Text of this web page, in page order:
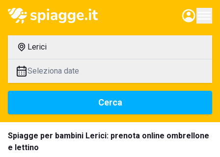
Lerici
Seleziona date
Cerca
Spiagge per bambini Lerici: prenota online ombrellone
e lettino